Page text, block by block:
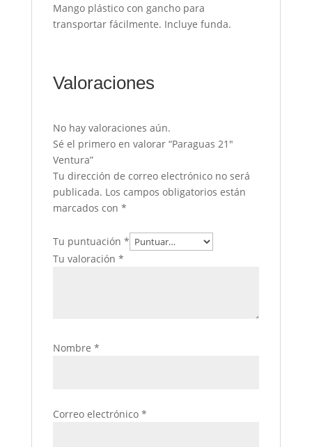
Mango plástico con gancho para
transportar fácilmente. Incluye funda.
Valoraciones
No hay valoraciones aún.
Sé el primero en valorar “Paraguas 21″
Ventura”
Tu dirección de correo electrónico no será
publicada. Los campos obligatorios están
marcados con *
Tu puntuación *
Tu valoración *
Nombre *
Correo electrónico *